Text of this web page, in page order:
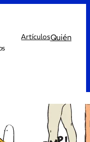
ArtículosQuién